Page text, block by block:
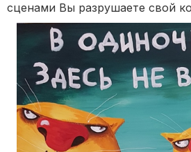
сценами Вы разрушаете свой